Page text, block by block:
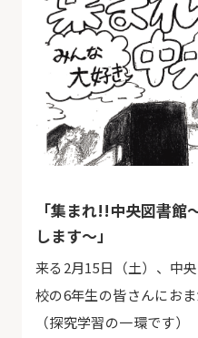
「集まれ!!中央図書館
します～」
来る 2月15日（土）、中
校の6年生の皆さんにお
（探究学習の一環です）